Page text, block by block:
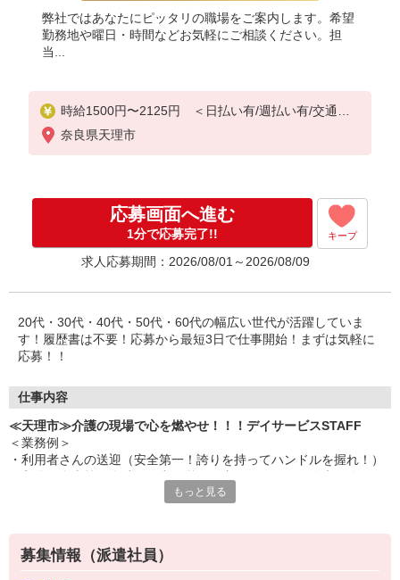
弊社ではあなたにピッタリの職場をご案内します。希望
勤務地や曜日・時間などお気軽にご相談ください。担
当...
時給1500円〜2125円 ＜日払い有/週払い有/交通費
全支給(ガソリン代含む)＞
奈良県天理市
応募画面へ進む
1分で応募完了!! キープ
求人応募期間：2026/08/01～2026/08/09
20代・30代・40代・50代・60代の幅広い世代が活躍していま
す！履歴書は不要！応募から最短3日で仕事開始！まずは気軽に
応募！！
仕事内容
≪天理市≫介護の現場で心を燃やせ！！！デイサービスSTAFF
＜業務例＞
・利用者さんの送迎（安全第一！誇りを持ってハンドルを握れ！）
・健康チェックや記録（小さな変化を見逃すな！仲間と共有を！）
・チームでの協力（孤独に戦うな！共に心を燃やせ！！！）
もっと見る
募集情報（派遣社員）